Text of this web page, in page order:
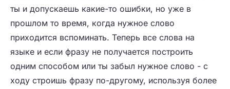
ты и допускаешь какие-то ошибки, но уже в
прошлом то время, когда нужное слово
приходится вспоминать. Теперь все слова на
языке и если фразу не получается построить
одним способом или ты забыл нужное слово - с
ходу строишь фразу по-другому, используя более